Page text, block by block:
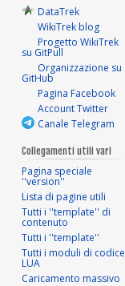
DataTrek
WikiTrek blog
Progetto WikiTrek
su GitPull
Organizzazione su
GitHub
Pagina Facebook
Account Twitter
Canale Telegram
Collegamenti utili vari
Pagina speciale
''version''
Lista di pagine utili
Tutti i ''template'' di
contenuto
Tutti i ''template''
Tutti i moduli di codice
LUA
Caricamento massivo